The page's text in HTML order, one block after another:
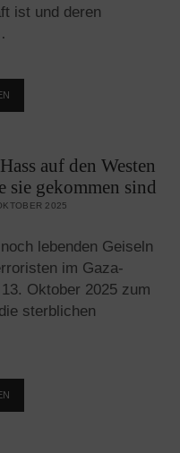
ist und deren
STATT
ARD,
ZDF
UND
SACHEN
ISRAEL
auf den Westen
sie gekommen sind
2025
lebenden Geiseln
im Gaza-
Oktober 2025 zum
sterblichen
UND